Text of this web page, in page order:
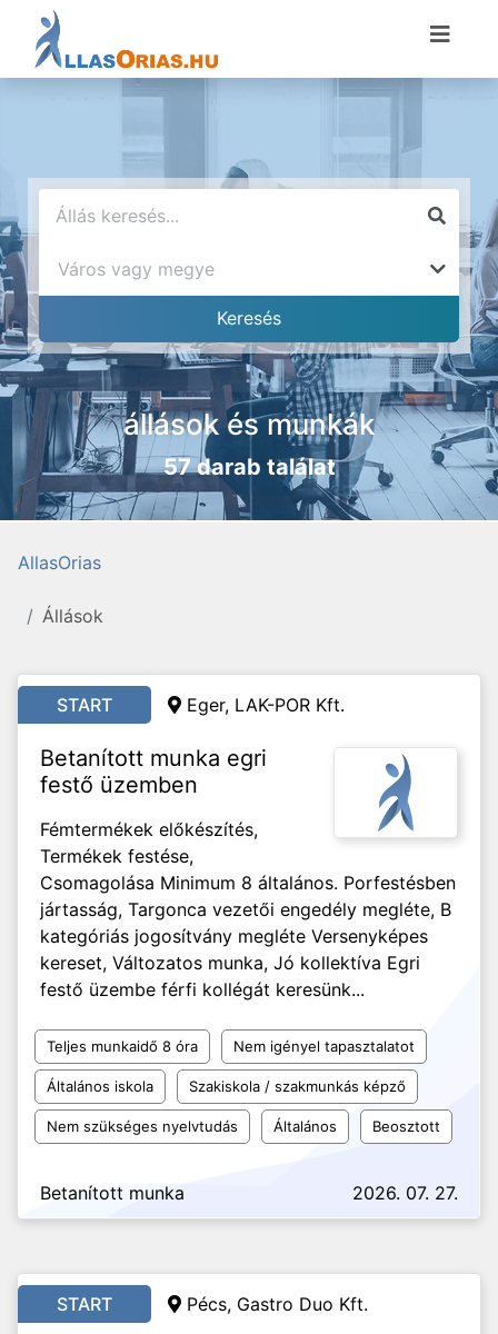
állások és munkák
57 darab találat
AllasOrias
Állások
START Eger, LAK-POR Kft.
Betanított munka egri
festő üzemben
Fémtermékek előkészítés,
Termékek festése,
Csomagolása Minimum 8 általános. Porfestésben
jártasság, Targonca vezetői engedély megléte, B
kategóriás jogosítvány megléte Versenyképes
kereset, Változatos munka, Jó kollektíva Egri
festő üzembe férfi kollégát keresünk...
Teljes munkaidő 8 óra Nem igényel tapasztalatot
Általános iskola Szakiskola / szakmunkás képző
Nem szükséges nyelvtudás Általános Beosztott
Betanított munka 2026. 07. 27.
START Pécs, Gastro Duo Kft.